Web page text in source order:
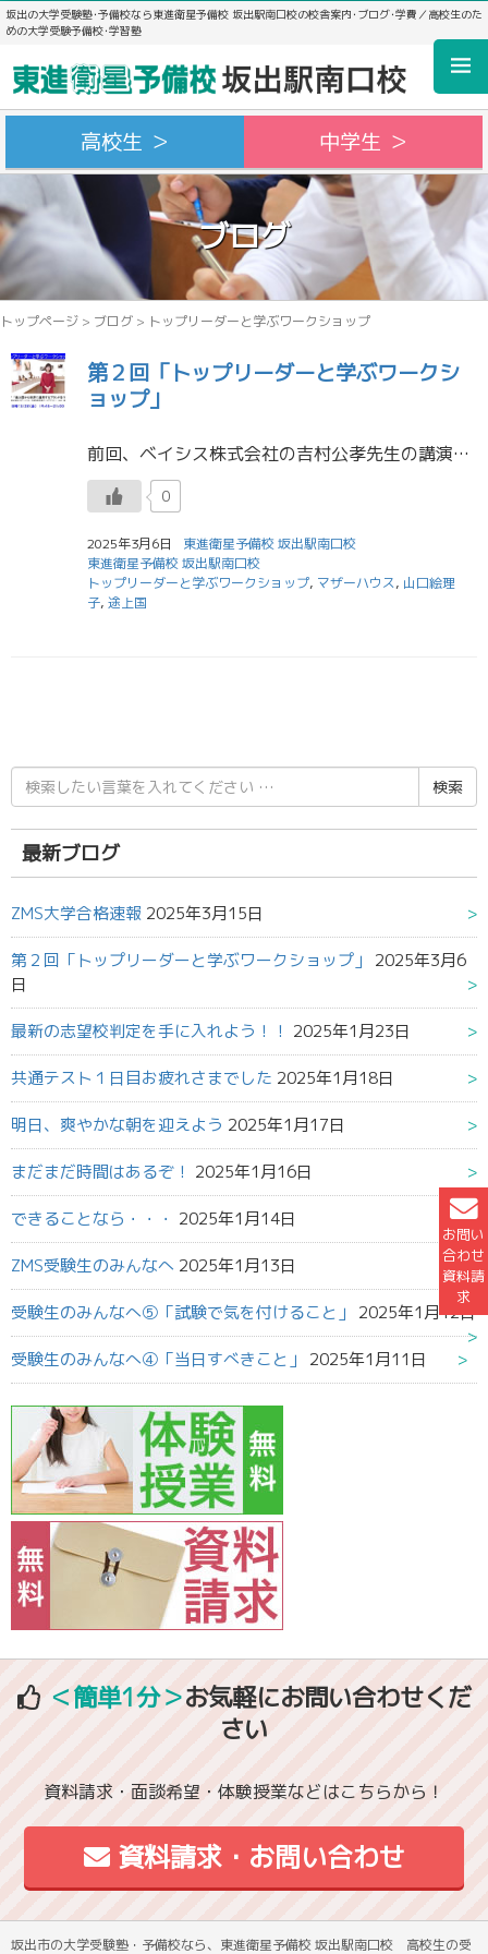
坂出の大学受験塾･予備校なら東進衛星予備校 坂出駅南口校の校舎案内･ブログ･学費／高校生のた
めの大学受験予備校･学習塾
高校生 ＞ 中学生 ＞
お問い
合わせ
資料請
求
ブログ
トップページ > ブログ > トップリーダーと学ぶワークショップ
第２回「トップリーダーと学ぶワークシ
ョップ」
前回、ベイシス株式会社の吉村公孝先生の講演を聞き、ワークショップを実施しました。講演を見たり、感想を残したりすることは今までも経験がありますが、友だちを意見交換をしたり、みんなの前で発表したり、という経験は初めての方も多 […]
0
2025年3月6日
東進衛星予備校 坂出駅南口校
東進衛星予備校 坂出駅南口校
トップリーダーと学ぶワークショップ, マザーハウス, 山口絵理
子, 途上国
検
索
結
果:
最新ブログ
ZMS大学合格速報 2025年3月15日
第２回「トップリーダーと学ぶワークショップ」
2025年3月6
日
最新の志望校判定を手に入れよう！！ 2025年1月23日
共通テスト１日目お疲れさまでした 2025年1月18日
明日、爽やかな朝を迎えよう 2025年1月17日
まだまだ時間はあるぞ！ 2025年1月16日
できることなら・・・ 2025年1月14日
ZMS受験生のみんなへ 2025年1月13日
受験生のみんなへ⑤「試験で気を付けること」 2025年1月12日
受験生のみんなへ④「当日すべきこと」 2025年1月11日
＜簡単1分＞お気軽にお問い合わせくだ
さい
資料請求・面談希望・体験授業などはこちらから！
資料請求・お問い合わせ
坂出市の大学受験塾・予備校なら、東進衛星予備校 坂出駅南口校 高校生の受